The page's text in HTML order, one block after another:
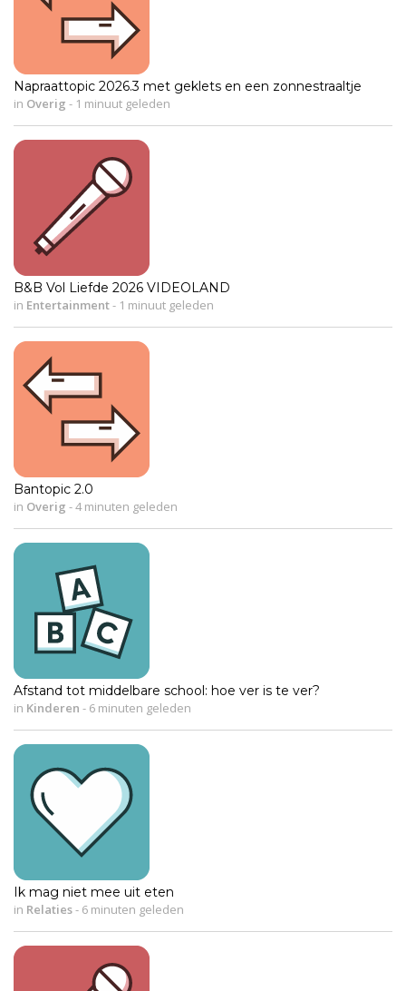
Napraattopic 2026.3 met geklets en een zonnestraaltje
in Overig - 1 minuut geleden
B&B Vol Liefde 2026 VIDEOLAND
in Entertainment- 1 minuut geleden
Bantopic 2.0
in Overig -4 minuten geleden
Afstand tot middelbare school: hoe ver is te ver?
in Kinderen - 6 minuten geleden
Ik mag niet mee uit eten
in Relaties- 6 minuten geleden